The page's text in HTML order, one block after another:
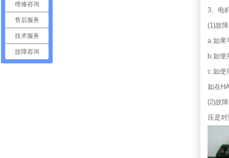
3、电
(1)故
a.如果
b.如使
c.如使
如在
(2)故
压是
维修咨询
售后服务
技术服务
故障咨询